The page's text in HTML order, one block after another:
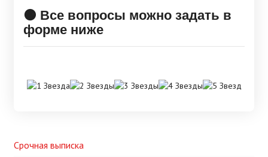
🟠 Все вопросы можно задать в
форме ниже
Срочная выписка